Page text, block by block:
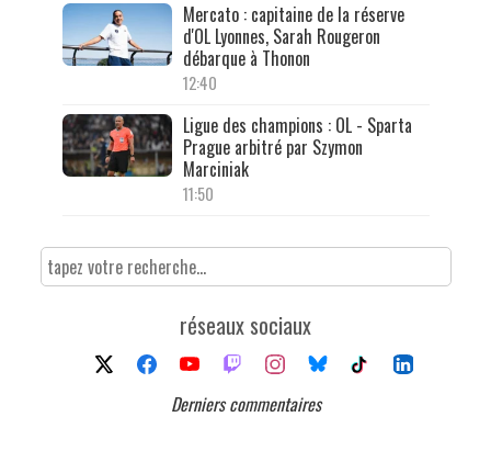
Mercato : capitaine de la réserve
d'OL Lyonnes, Sarah Rougeron
débarque à Thonon
12:40
Ligue des champions : OL - Sparta
Prague arbitré par Szymon
Marciniak
11:50
réseaux sociaux
Derniers commentaires